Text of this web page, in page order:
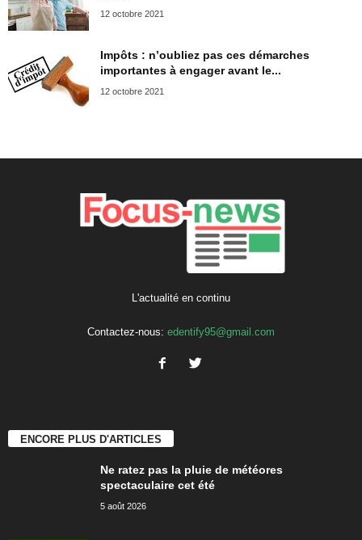
12 octobre 2021
Impôts : n’oubliez pas ces démarches
importantes à engager avant le...
12 octobre 2021
L'actualité en continu
Contactez-nous: edentify95@gmail.com
ENCORE PLUS D'ARTICLES
Ne ratez pas la pluie de météores
spectaculaire cet été
5 août 2026